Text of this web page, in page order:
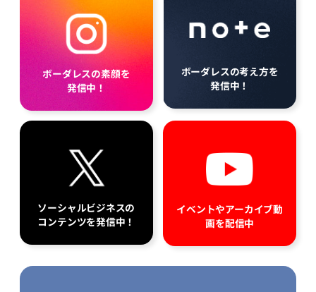
ボーダレスの素顔を
発信中！
ボーダレスの考え方を
発信中！
ソーシャルビジネスの
コンテンツを発信中！
イベントやアーカイブ動
画を配信中